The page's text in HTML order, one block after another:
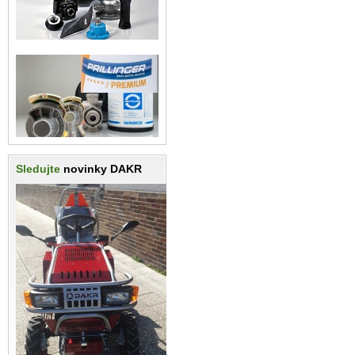
Sledujte novinky DAKR